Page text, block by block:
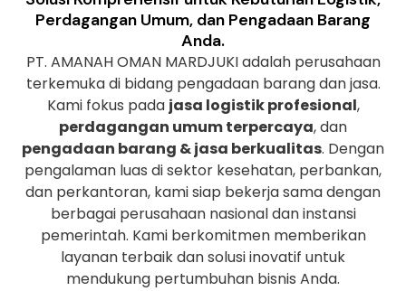
Perdagangan Umum, dan Pengadaan Barang
Anda.
PT. AMANAH OMAN MARDJUKI adalah perusahaan
terkemuka di bidang pengadaan barang dan jasa.
Kami fokus pada jasa logistik profesional,
perdagangan umum terpercaya, dan
pengadaan barang & jasa berkualitas. Dengan
pengalaman luas di sektor kesehatan, perbankan,
dan perkantoran, kami siap bekerja sama dengan
berbagai perusahaan nasional dan instansi
pemerintah. Kami berkomitmen memberikan
layanan terbaik dan solusi inovatif untuk
mendukung pertumbuhan bisnis Anda.